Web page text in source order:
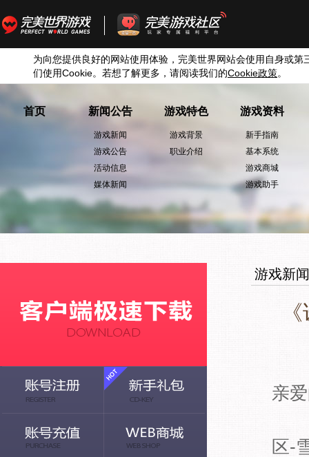
为向您提供良好的网站使用体验，完美世界网站会使用自身或第
们使用Cookie。若想了解更多，请阅读我们的Cookie政策。
首页 新闻公告
游戏新闻
游戏公告
活动信息
媒体新闻
游戏特色
游戏背景
职业介绍
游戏资料
新手指南
基本系统
游戏商城
游戏助手
游戏新闻
亲
区-